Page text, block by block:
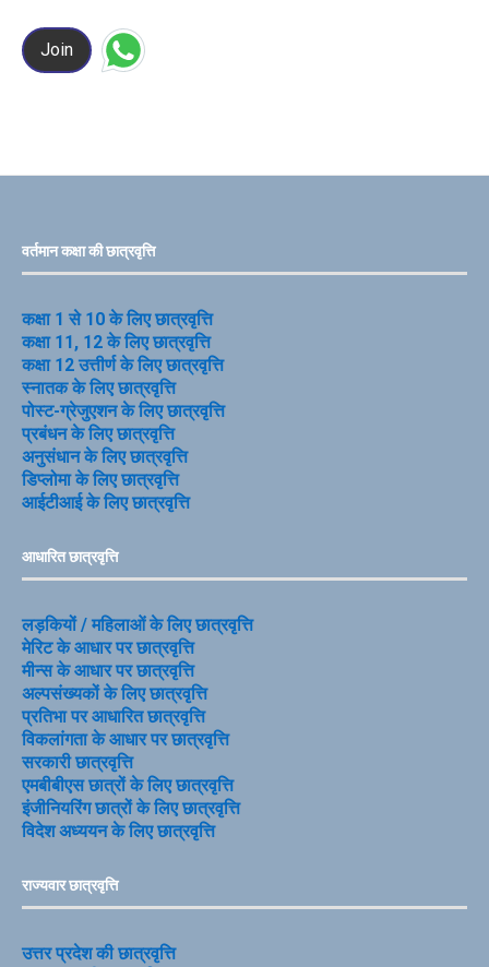
Join
वर्तमान कक्षा की छात्रवृत्ति
कक्षा 1 से 10 के लिए छात्रवृत्ति
कक्षा 11, 12 के लिए छात्रवृत्ति
कक्षा 12 उत्तीर्ण के लिए छात्रवृत्ति
स्नातक के लिए छात्रवृत्ति
पोस्ट-ग्रेजुएशन के लिए छात्रवृत्ति
प्रबंधन के लिए छात्रवृत्ति
अनुसंधान के लिए छात्रवृत्ति
डिप्लोमा के लिए छात्रवृत्ति
आईटीआई के लिए छात्रवृत्ति
आधारित छात्रवृत्ति
लड़कियों / महिलाओं के लिए छात्रवृत्ति
मेरिट के आधार पर छात्रवृत्ति
मीन्स के आधार पर छात्रवृत्ति
अल्पसंख्यकों के लिए छात्रवृत्ति
प्रतिभा पर आधारित छात्रवृत्ति
विकलांगता के आधार पर छात्रवृत्ति
सरकारी छात्रवृत्ति
एमबीबीएस छात्रों के लिए छात्रवृत्ति
इंजीनियरिंग छात्रों के लिए छात्रवृत्ति
विदेश अध्ययन के लिए छात्रवृत्ति
राज्यवार छात्रवृत्ति
उत्तर प्रदेश की छात्रवृत्ति